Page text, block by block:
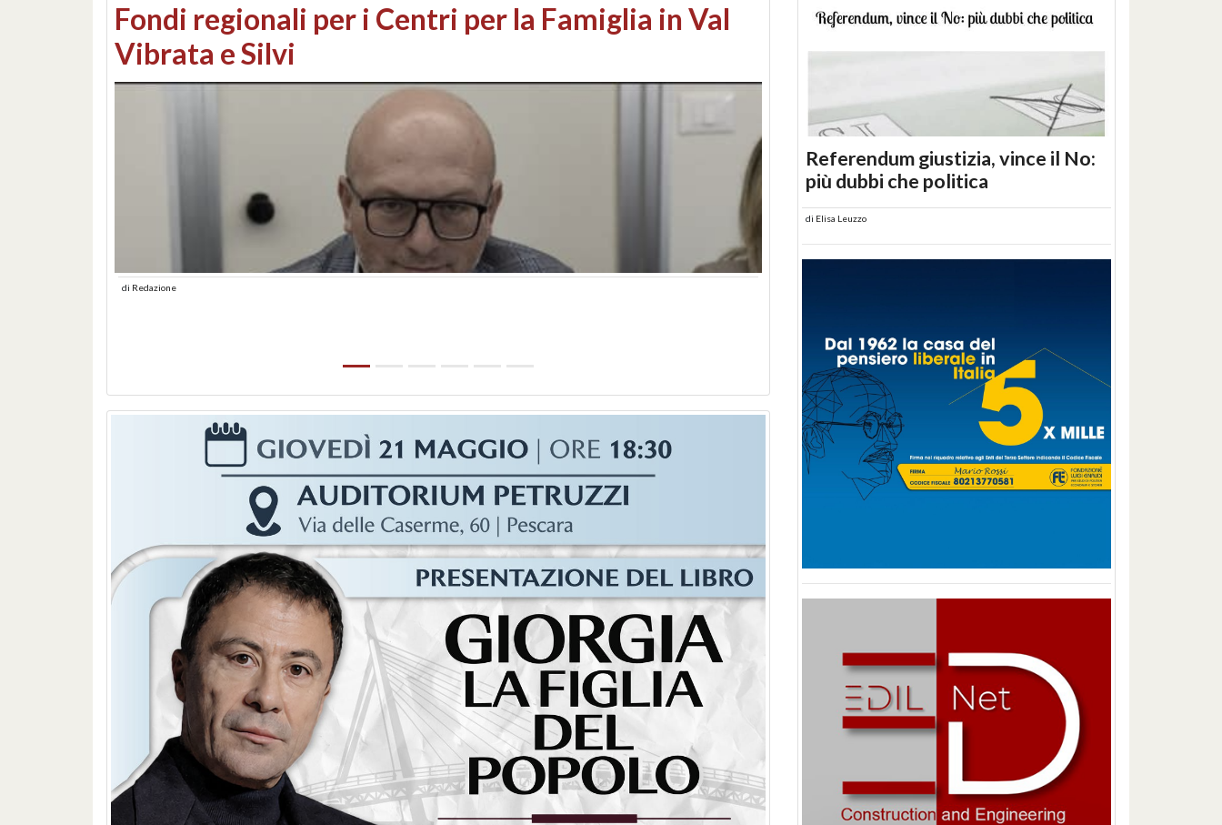
Montesilvano, sequestrato un chiosco sul
lungomare: contestati abusi edilizi e occupazione
abusiva
Referendum giustizia, vince il No:
più dubbi che politica
di Elisa Leuzzo